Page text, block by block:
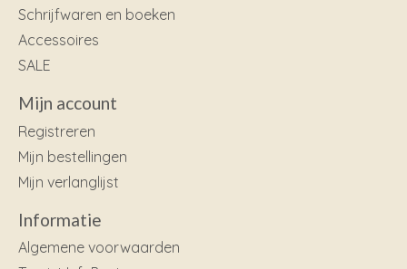
Schrijfwaren en boeken
Accessoires
SALE
Mijn account
Registreren
Mijn bestellingen
Mijn verlanglijst
Informatie
Algemene voorwaarden